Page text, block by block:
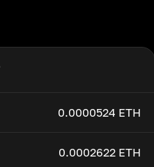
0.0000524 ETH
0.0002622 ETH